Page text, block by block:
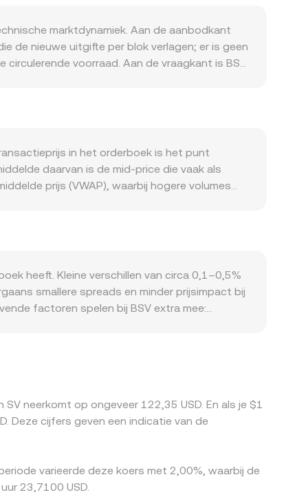
marktdynamiek. Aan de aanbodkant
de nieuwe uitgifte per blok verlagen; er is geen
voorraad. Aan de vraagkant is BSV
van prominente figuren in de
beïnvloeden en daarmee de BSV/USD
het aflopen van opties waar beschikbaar,
op spotmarkten spelen allemaal mee in de
in het orderboek is het punt
daarvan is de mid‑price die vaak als
prijs (VWAP), waarbij hogere volumes
Al deze mechanismen samen
heeft. Kleine verschillen van circa 0,1–0,5%
smallere spreads en minder prijsimpact bij
factoren spelen bij BSV extra mee:
neerkomt op ongeveer 122,35 USD. En als je $1
Deze cijfers geven een indicatie van de
varieerde deze koers met 2,00%, waarbij de
23,7100 USD.